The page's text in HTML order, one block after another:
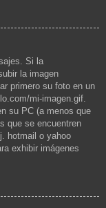
Si la
la imagen
primero su foto en un
mi-imagen.gif.
su PC (a menos que
que se encuentren
hotmail o yahoo
exhibir imágenes